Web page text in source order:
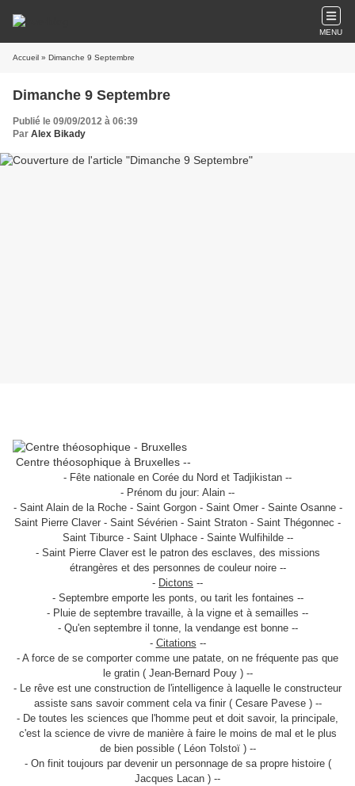
MENU
Accueil » Dimanche 9 Septembre
Dimanche 9 Septembre
Publié le 09/09/2012 à 06:39
Par Alex Bikady
Centre théosophique à Bruxelles --
- Fête nationale en Corée du Nord et Tadjikistan --
- Prénom du jour: Alain --
- Saint Alain de la Roche - Saint Gorgon - Saint Omer - Sainte Osanne -
Saint Pierre Claver - Saint Sévérien - Saint Straton - Saint Thégonnec -
Saint Tiburce - Saint Ulphace - Sainte Wulfihilde --
- Saint Pierre Claver est le patron des esclaves, des missions
étrangères et des personnes de couleur noire --
- Dictons --
- Septembre emporte les ponts, ou tarit les fontaines --
- Pluie de septembre travaille, à la vigne et à semailles --
- Qu'en septembre il tonne, la vendange est bonne --
- Citations --
- A force de se comporter comme une patate, on ne fréquente pas que
le gratin ( Jean-Bernard Pouy ) --
- Le rêve est une construction de l'intelligence à laquelle le constructeur
assiste sans savoir comment cela va finir ( Cesare Pavese ) --
- De toutes les sciences que l'homme peut et doit savoir, la principale,
c'est la science de vivre de manière à faire le moins de mal et le plus
de bien possible ( Léon Tolstoï ) --
- On finit toujours par devenir un personnage de sa propre histoire (
Jacques Lacan ) --